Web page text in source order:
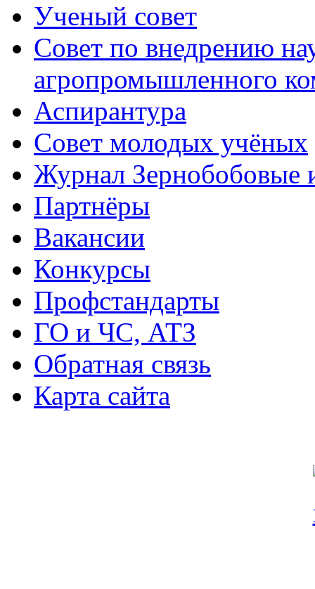
Ученый совет
Совет по внедрению
агропромышленного
Аспирантура
Совет молодых учёных
Журнал Зернобобовые
Партнёры
Вакансии
Конкурсы
Профстандарты
ГО и ЧС, АТЗ
Обратная связь
Карта сайта